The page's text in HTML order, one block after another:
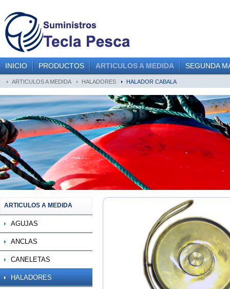
INICIO PRODUCTOS ARTICULOS A MEDIDA SEGUNDA
ARTICULOS A MEDIDA HALADORES HALADOR CABALA
ARTICULOS A MEDIDA
AGUJAS
ANCLAS
CANELETAS
HALADORES